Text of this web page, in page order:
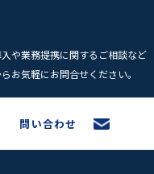
や業務提携に関するご相談など
お気軽にお問合せください。
問い合わせ